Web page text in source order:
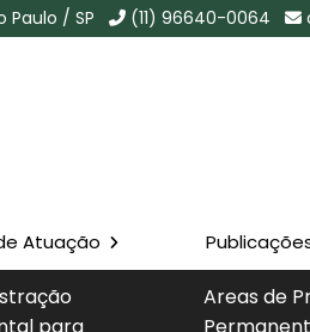
Paulo / SP (11) 96640-0064
Atuação
para
Areas de
Ambiental